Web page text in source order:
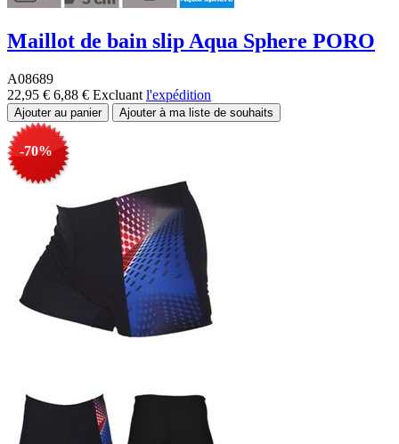
Maillot de bain slip Aqua Sphere PORO
A08689
22,95 € 6,88 € Excluant l'expédition
-70%